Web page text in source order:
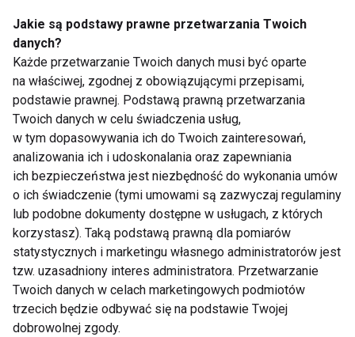
Poznaj zalecenia
żywieniowe dla
małego sportowca
Piramida żywienia dla
zdrowych... zębów
Pokaż więcej
Nie przegap nowości ze
świata FIT!
Zapisz się do naszego newslettera
Jakie są podstawy prawne przetwarzania Twoich
danych?
Każde przetwarzanie Twoich danych musi być oparte
na właściwej, zgodnej z obowiązującymi przepisami,
podstawie prawnej. Podstawą prawną przetwarzania
Twoich danych w celu świadczenia usług,
w tym dopasowywania ich do Twoich zainteresowań,
analizowania ich i udoskonalania oraz zapewniania
ich bezpieczeństwa jest niezbędność do wykonania umów
o ich świadczenie (tymi umowami są zazwyczaj regulaminy
lub podobne dokumenty dostępne w usługach, z których
korzystasz). Taką podstawą prawną dla pomiarów
statystycznych i marketingu własnego administratorów jest
tzw. uzasadniony interes administratora. Przetwarzanie
Twoich danych w celach marketingowych podmiotów
trzecich będzie odbywać się na podstawie Twojej
dobrowolnej zgody.